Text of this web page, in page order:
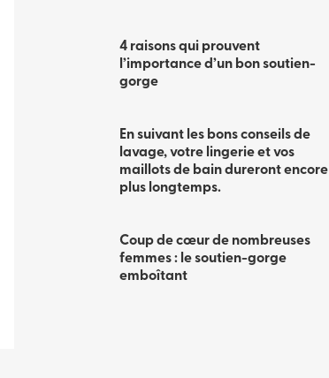
4 raisons qui prouvent
l’importance d’un bon soutien-
gorge
En suivant les bons conseils de
lavage, votre lingerie et vos
maillots de bain dureront encore
plus longtemps.
Coup de cœur de nombreuses
femmes : le soutien-gorge
emboîtant